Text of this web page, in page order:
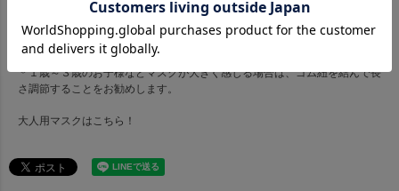
製作開始から７営業日後に発送します
使用方法／
＊洗って繰り返し使用することができます。
ぬるま湯での手洗い、又は洗濯機の場合はネットにお入れくださいませ。
＊１歳～３歳のお子様などマスクが大きく感じる場合は、ゴム紐を結んで長
さ調節することをお勧めします。
大人用マスクはこちら！